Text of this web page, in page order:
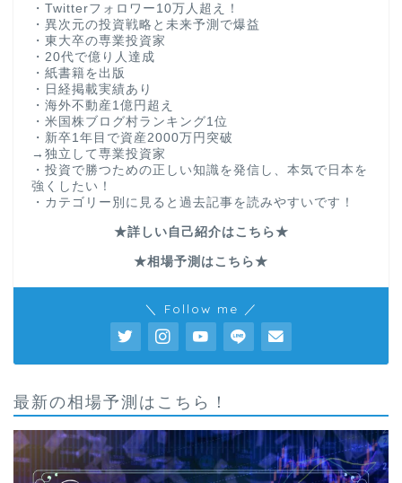
・Twitterフォロワー10万人超え！
・異次元の投資戦略と未来予測で爆益
・東大卒の専業投資家
・20代で億り人達成
・紙書籍を出版
・日経掲載実績あり
・海外不動産1億円超え
・米国株ブログ村ランキング1位
・新卒1年目で資産2000万円突破
→独立して専業投資家
・投資で勝つための正しい知識を発信し、本気で日本を
強くしたい！
・カテゴリー別に見ると過去記事を読みやすいです！
★詳しい自己紹介はこちら★
★相場予測はこちら★
＼ Follow me ／
最新の相場予測はこちら！